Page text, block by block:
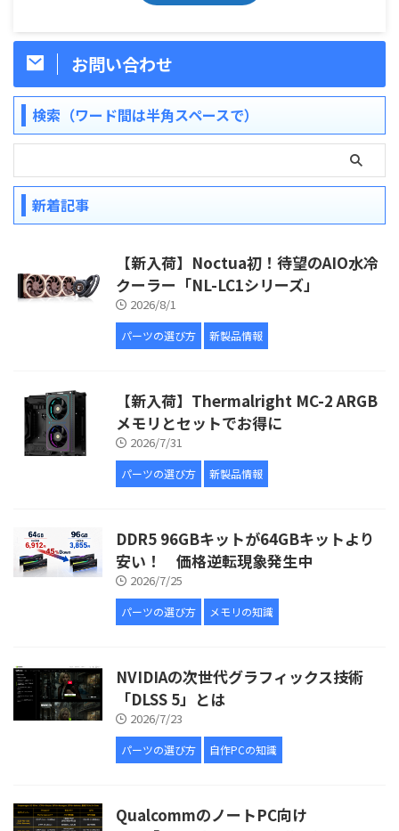
お問い合わせ
検索（ワード間は半角スペースで）
新着記事
【新入荷】Noctua初！待望のAIO水冷
クーラー「NL-LC1シリーズ」
2026/8/1
パーツの選び方 新製品情報
【新入荷】Thermalright MC-2 ARGB
メモリとセットでお得に
2026/7/31
パーツの選び方 新製品情報
DDR5 96GBキットが64GBキットより
安い！ 価格逆転現象発生中
2026/7/25
パーツの選び方 メモリの知識
NVIDIAの次世代グラフィックス技術
「DLSS 5」とは
2026/7/23
パーツの選び方 自作PCの知識
QualcommのノートPC向け